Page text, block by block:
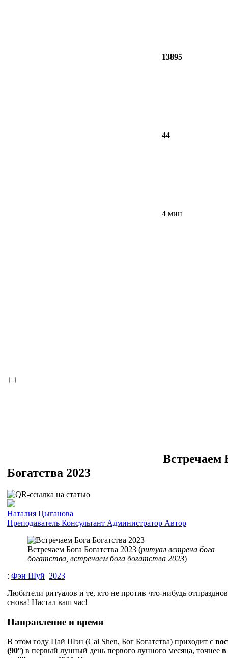
13895
44
4 мин
Встречаем
Богатства 2023
Наталия Цыганова
Преподаватель Консультант Администратор Автор
Встречаем Бога Богатства 2023 (ритуал встреча бога
богатства, встречаем бога богатства 2023)
: Фэн Шуй 2023
Любители ритуалов и те, кто не против что-нибудь
снова! Настал ваш час!
Направление и время
В этом году Цай Шэн (Cai Shen, Бог Богатства) приходит с
(90°) в первый лунный день первого лунного месяца, точнее в